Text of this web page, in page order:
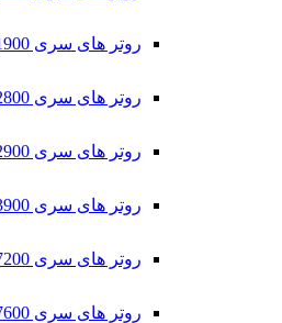
روتر های سری 1900
روتر های سری 2800
روتر های سری 2900
روتر های سری 3900
روتر های سری 7200
روتر های سری 7600